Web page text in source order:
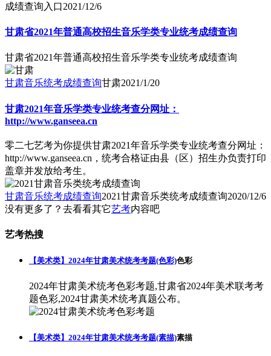
成绩查询入口2021/12/6
甘肃省2021年普通高校招生音乐学类专业统考成绩查询
甘肃省2021年普通高校招生音乐学类专业统考成绩查询
甘肃音乐统考成绩查询甘肃2021/1/20
甘肃2021年音乐学类专业统考查分网址：
http://www.ganseea.cn
零二七艺考为你提供甘肃2021年音乐学类专业统考查分网址：
http://www.ganseea.cn，统考合格证由县（区）招生办负责打印
盖章并发放给考生。
甘肃音乐统考成绩查询2021甘肃音乐类统考成绩查询2020/12/6
没有更多了？去看看其它艺考内容吧
艺考热搜
【美术类】2024年甘肃美术统考考题(色彩)色彩
2024年甘肃美术统考色彩考题,甘肃省2024年美术联考考
题色彩,2024甘肃美术统考真题公布。
【美术类】2024年甘肃美术统考考题(素描)素描